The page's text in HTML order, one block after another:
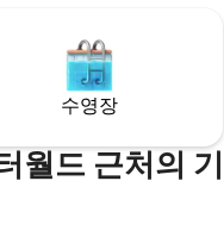
수영장
월드 근처의